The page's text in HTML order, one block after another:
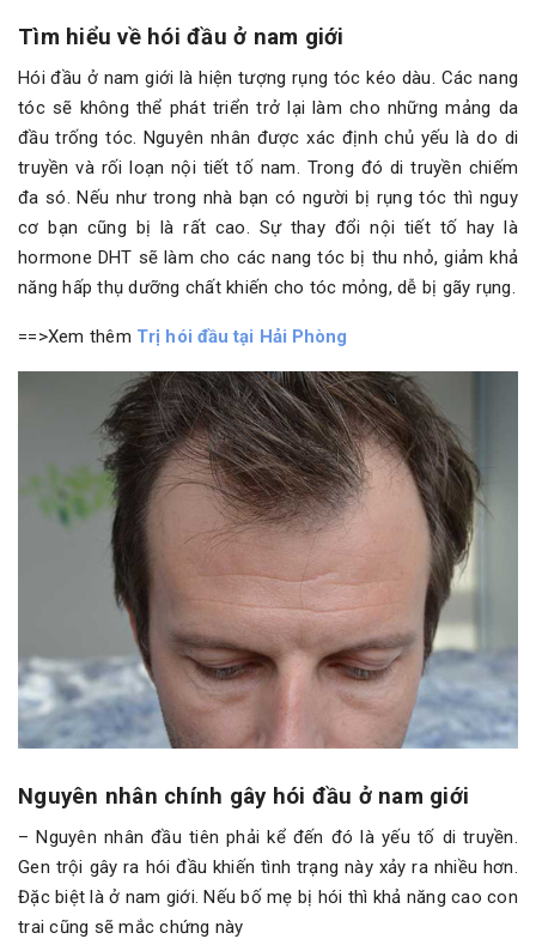
Tìm hiểu về hói đầu ở nam giới
Hói đầu ở nam giới là hiện tượng rụng tóc kéo dàu. Các nang
tóc sẽ không thể phát triển trở lại làm cho những mảng da
đầu trống tóc. Nguyên nhân được xác định chủ yếu là do di
truyền và rối loạn nội tiết tố nam. Trong đó di truyền chiếm
đa só. Nếu như trong nhà bạn có người bị rụng tóc thì nguy
cơ bạn cũng bị là rất cao. Sự thay đổi nội tiết tố hay là
hormone DHT sẽ làm cho các nang tóc bị thu nhỏ, giảm khả
năng hấp thụ dưỡng chất khiến cho tóc mỏng, dễ bị gãy rụng.
==>Xem thêm Trị hói đầu tại Hải Phòng
Nguyên nhân chính gây hói đầu ở nam giới
– Nguyên nhân đầu tiên phải kể đến đó là yếu tố di truyền.
Gen trội gây ra hói đầu khiến tình trạng này xảy ra nhiều hơn.
Đặc biệt là ở nam giới. Nếu bố mẹ bị hói thì khả năng cao con
trai cũng sẽ mắc chứng này